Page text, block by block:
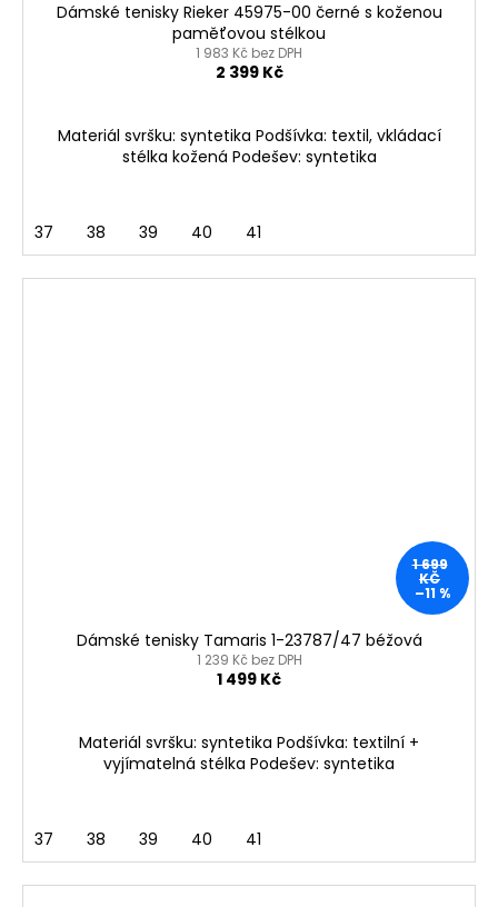
Dámské tenisky Rieker 45975-00 černé s koženou
paměťovou stélkou
1 983 Kč bez DPH
2 399 Kč
Materiál svršku: syntetika Podšívka: textil, vkládací
stélka kožená Podešev: syntetika
37 38 39 40 41
1 699
KČ
–11 %
Dámské tenisky Tamaris 1-23787/47 béžová
1 239 Kč bez DPH
1 499 Kč
Materiál svršku: syntetika Podšívka: textilní +
vyjímatelná stélka Podešev: syntetika
37 38 39 40 41